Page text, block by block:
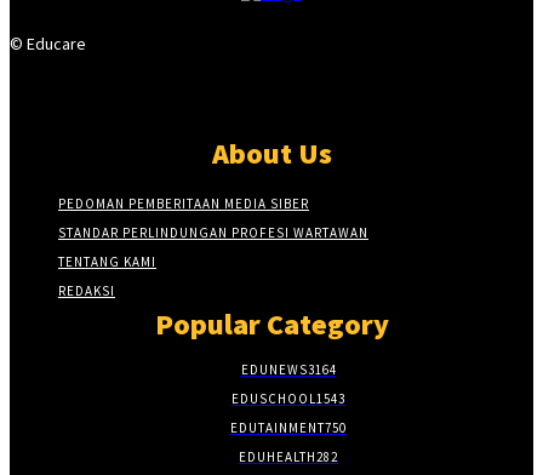
© Educare
About Us
PEDOMAN PEMBERITAAN MEDIA SIBER
STANDAR PERLINDUNGAN PROFESI WARTAWAN
TENTANG KAMI
REDAKSI
Popular Category
EDUNEWS3164
EDUSCHOOL1543
EDUTAINMENT750
EDUHEALTH282